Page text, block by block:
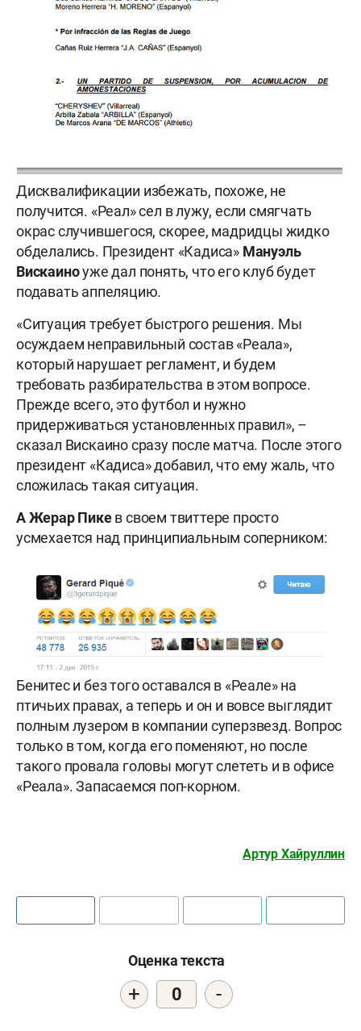
Дисквалификации избежать, похоже, не
получится. «Реал» сел в лужу, если смягчать
окрас случившегося, скорее, мадридцы жидко
обделались. Президент «Кадиса» Мануэль
Вискаиноуже дал понять, что его клуб будет
подавать аппеляцию.
«Ситуация требует быстрого решения. Мы
осуждаем неправильный состав «Реала»,
который нарушает регламент, и будем
требовать разбирательства в этом вопросе.
Прежде всего, это футбол и нужно
придерживаться установленных правил», –
сказал Вискаино сразу после матча. После этого
президент «Кадиса» добавил, что ему жаль, что
сложилась такая ситуация.
А Жерар Пикев своем твиттере просто
усмехается над принципиальным соперником:
Бенитес и без того оставался в «Реале» на
птичьих правах, а теперь и он и вовсе выглядит
полным лузером в компании суперзвезд. Вопрос
только в том, когда его поменяют, но после
такого провала головы могут слететь и в офисе
«Реала». Запасаемся поп-корном.
Артур Хайруллин
Оценка текста
+ 0 -